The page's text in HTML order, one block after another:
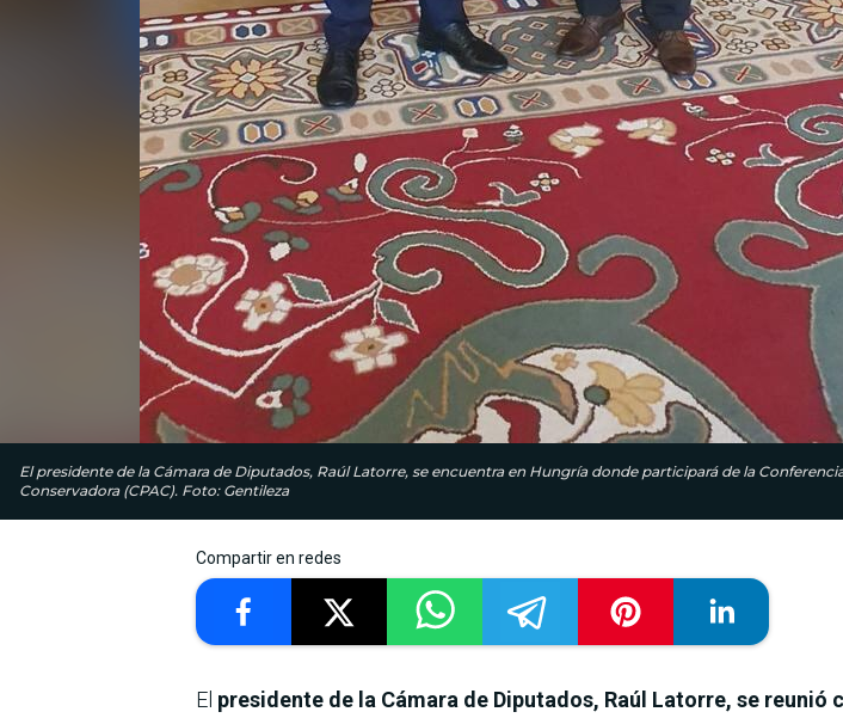
El presidente de la Cámara de Diputados, Raúl Latorre, se encuentra en Hungría donde participará de la
Conservadora (CPAC). Foto: Gentileza
Compartir en redes
El presidente de la Cámara de Diputados, Raúl Latorre, se